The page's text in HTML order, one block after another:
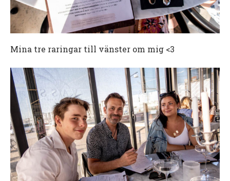
Mina tre raringar till vänster om mig <3